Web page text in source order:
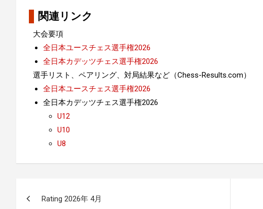
関連リンク
大会要項
全日本ユースチェス選手権2026
全日本カデッツチェス選手権2026
選手リスト、ペアリング、対局結果など（Chess-Results.com）
全日本ユースチェス選手権2026
全日本カデッツチェス選手権2026
U12
U10
U8
Rating 2026年 4月